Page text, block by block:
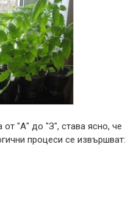
от "А" до "З", става ясно, че
процеси се извършват: